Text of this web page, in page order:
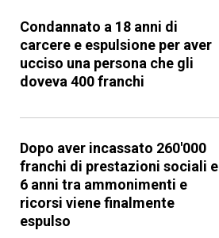
Condannato a 18 anni di
carcere e espulsione per aver
ucciso una persona che gli
doveva 400 franchi
Dopo aver incassato 260'000
franchi di prestazioni sociali e
6 anni tra ammonimenti e
ricorsi viene finalmente
espulso